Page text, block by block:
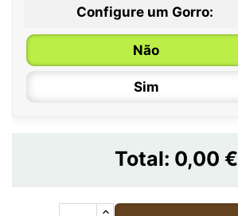
Configure um Gorro:
Não
Sim
Total: 0,00 €